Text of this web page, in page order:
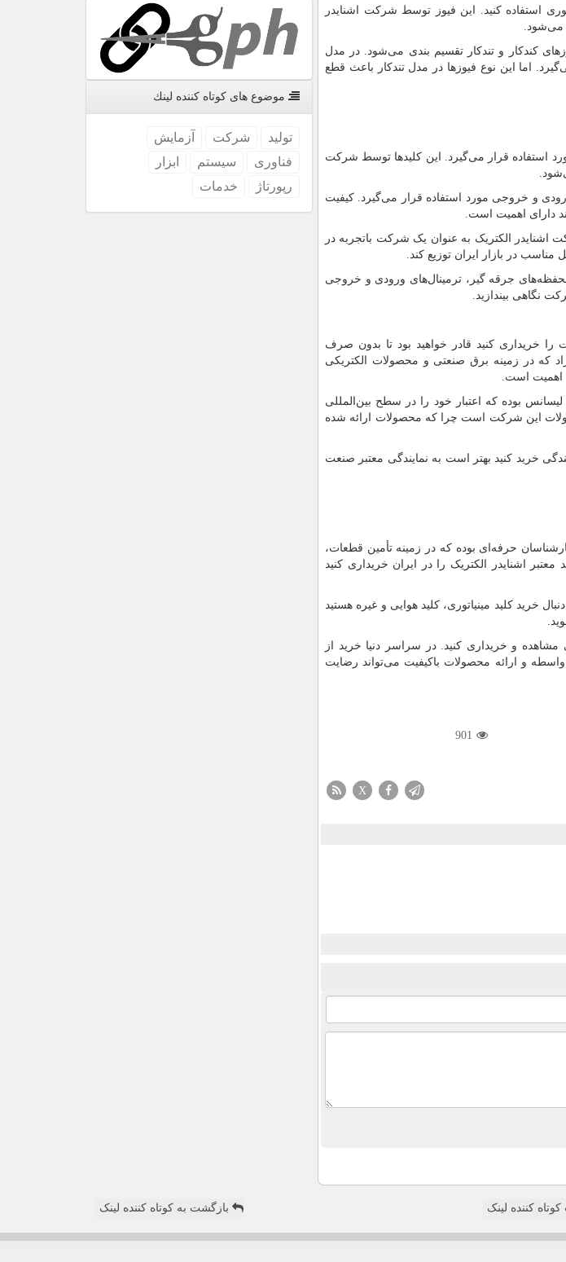
استفاده کنید. این فیوز توسط شرکت اشنایدر
می‌شود.
کندکار و تندکار تقسیم بندی می‌شود. در مدل
اما این نوع فیوزها در مدل تندکار باعث قطع
استفاده قرار می‌گیرد. این کلیدها توسط شرکت
و خروجی مورد استفاده قرار می‌گیرد. کیفیت
دارای اهمیت است.
اشنایدر الکتریک به عنوان یک شرکت باتجربه در
در بازار ایران توزیع کند.
جرقه گیر، ترمینال‌های ورودی و خروجی
نگاهی بیندازید.
را خریداری کنید قادر خواهید بود تا بدون صرف
که در زمینه برق صنعتی و محصولات الکتریکی
اهمیت است.
بوده که اعتبار خود را در سطح بین‌المللی
این شرکت است چرا که محصولات ارائه شده
خرید کنید بهتر است به نمایندگی معتبر صنعت
حرفه‌ای بوده که در زمینه تأمین قطعات،
اشنایدر الکتریک را در ایران خریداری کنید
خرید کلید مینیاتوری، کلید هوایی و غیره هستید
و خریداری کنید. در سراسر دنیا خرید از
و ارائه محصولات باکیفیت می‌تواند رضایت
901
X
موضوع های كوتاه كننده لینك
تولید شركت
آزمایش
فناوری
سیستم
ابزار
رپورتاژ
خدمات
کننده لینک بازگشت به کوتاه کننده لینک